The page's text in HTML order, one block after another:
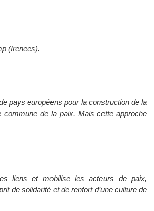
(Irenees).
pays européens pour la construction de la
de la paix. Mais cette approche
liens et mobilise les acteurs de paix,
de solidarité et de renfort d’une culture de